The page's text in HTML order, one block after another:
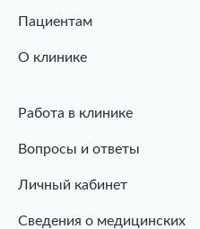
Пациентам
О клинике
Работа в клинике
Вопросы и ответы
Личный кабинет
Сведения о медицинских